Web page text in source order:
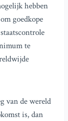
hebben
goedkope
te
van de wereld
is, dan